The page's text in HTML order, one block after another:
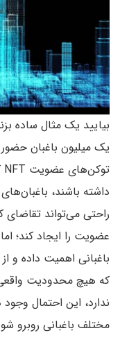
بیایید یک مثال ساده
یک میلیون باغبان
داشته باشند،
راحتی می‌تواند تقاضای
عضویت را ایجاد کند؛
باغبانی اهمیت داده و
که هیچ محدودیت واقعی
ندارد، این احتمال
مختلف باغبانی روبرو